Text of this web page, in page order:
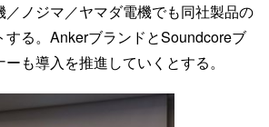
／ノジマ／ヤマダ電機でも同社製品の
する。AnkerブランドとSoundcoreブ
も導入を推進していくとする。